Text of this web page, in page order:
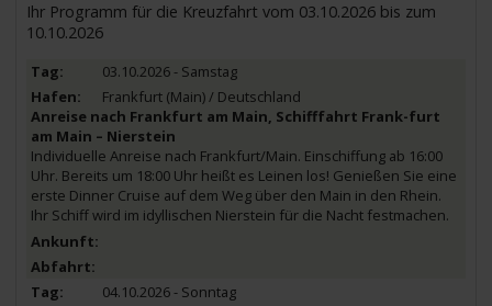
Ihr Programm für die Kreuzfahrt vom 03.10.2026 bis zum
10.10.2026
03.10.2026 - Samstag
Frankfurt (Main) / Deutschland
Anreise nach Frankfurt am Main, Schifffahrt Frank-furt
am Main – Nierstein
Individuelle Anreise nach Frankfurt/Main. Einschiffung ab 16:00
Uhr. Bereits um 18:00 Uhr heißt es Leinen los! Genießen Sie eine
erste Dinner Cruise auf dem Weg über den Main in den Rhein.
Ihr Schiff wird im idyllischen Nierstein für die Nacht festmachen.
04.10.2026 - Sonntag